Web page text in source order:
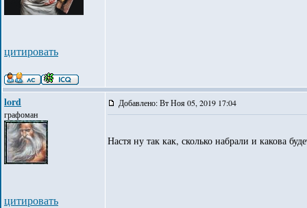
цитировать
lord
графоман
цитировать
Добавлено: Вт Ноя 05, 2019 17:04
Настя ну так как, сколько набрали и какова